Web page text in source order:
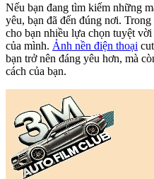
Nếu bạn đang tìm kiếm những
yêu, bạn đã đến đúng nơi.
cho bạn nhiều lựa chọn tuyệt
của mình. Ảnh nền điện thoại
bạn trở nên đáng yêu hơn, mà
cách của bạn.